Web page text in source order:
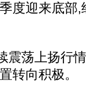
迎来底部,
荡上扬行情
转向积极。